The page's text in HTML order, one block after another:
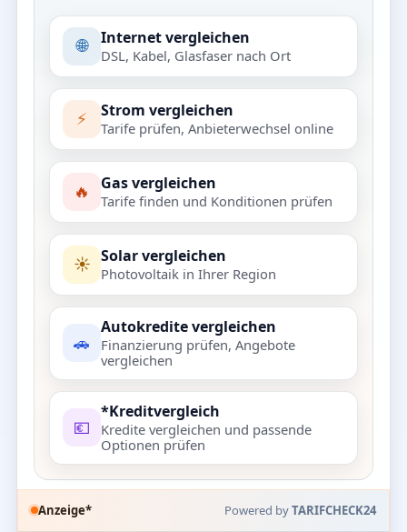
🌐 Internet vergleichen
DSL, Kabel, Glasfaser nach Ort
⚡ Strom vergleichen
Tarife prüfen, Anbieterwechsel online
🔥 Gas vergleichen
Tarife finden und Konditionen prüfen
☀️ Solar vergleichen
Photovoltaik in Ihrer Region
🚗
Autokredite vergleichen
Finanzierung prüfen, Angebote
vergleichen
💶
*Kreditvergleich
Kredite vergleichen und passende
Optionen prüfen
Anzeige* Powered byTARIFCHECK24